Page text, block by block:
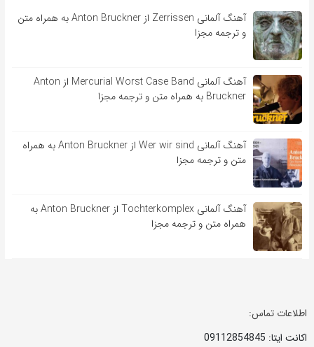
آهنگ آلمانی Zerrissen از Anton Bruckner به همراه متن
و ترجمه مجزا
آهنگ آلمانی Mercurial Worst Case Band از Anton
Bruckner به همراه متن و ترجمه مجزا
آهنگ آلمانی Wer wir sind از Anton Bruckner به همراه
متن و ترجمه مجزا
آهنگ آلمانی Tochterkomplex از Anton Bruckner به
همراه متن و ترجمه مجزا
اطلاعات تماس:
اکانت ایتا: 09112854845